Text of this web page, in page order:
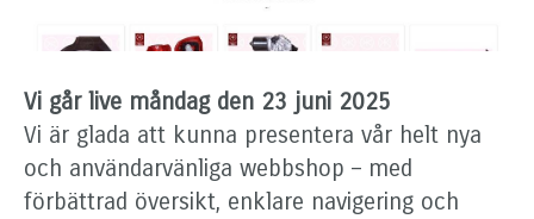
Vi går live måndag den 23 juni 2025
Vi är glada att kunna presentera vår helt nya
och användarvänliga webbshop – med
förbättrad översikt, enklare navigering och